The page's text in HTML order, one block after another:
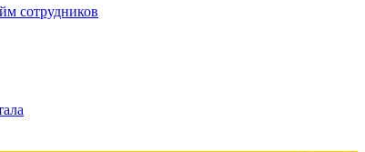
сотрудников